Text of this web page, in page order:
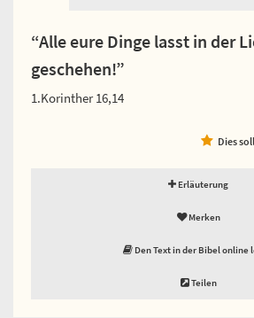
“Alle eure Dinge lasst in der
geschehen!”
1.Korinther 16,14
Dies
Erläuterung
Merken
Den Text in der Bibel online
Teilen